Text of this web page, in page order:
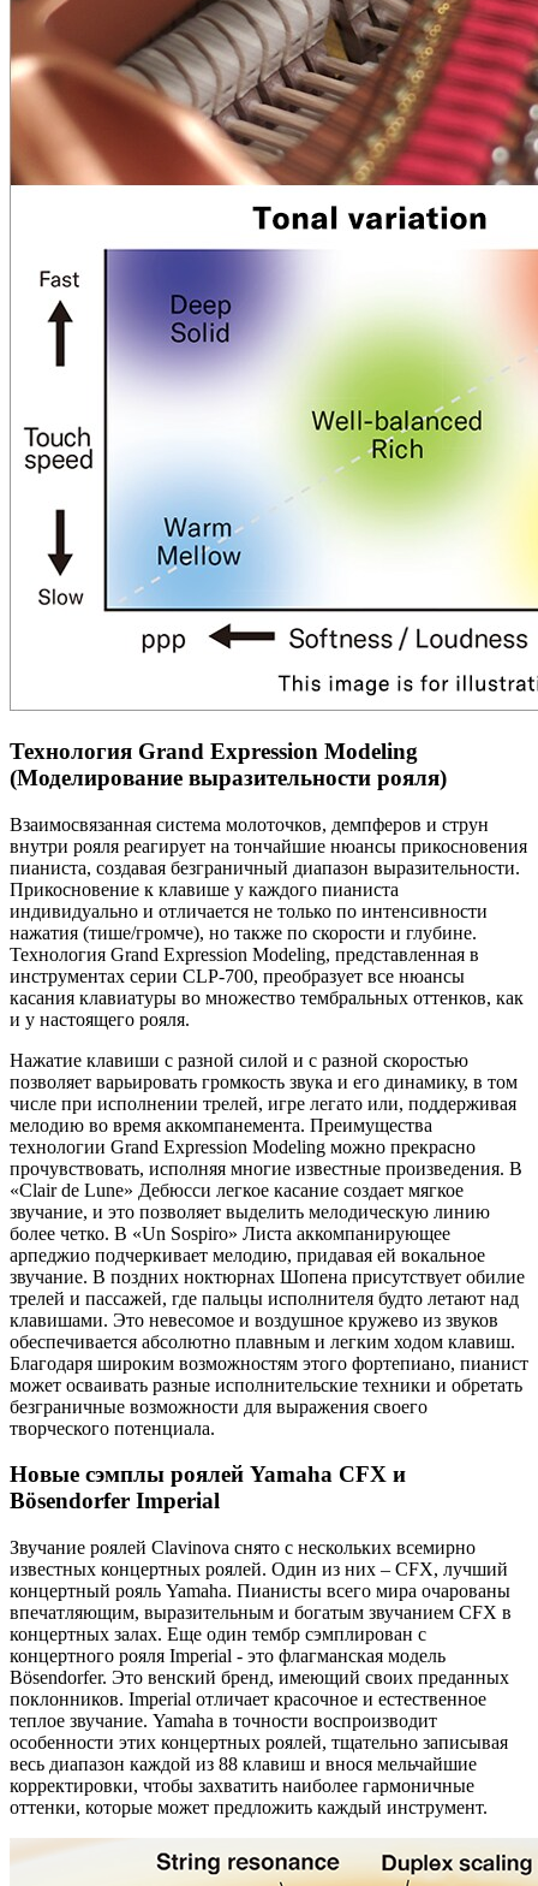
Технология Grand Expression Modeling
(Моделирование выразительности рояля)
Взаимосвязанная система молоточков, демпферов и струн
внутри рояля реагирует на тончайшие нюансы прикосновения
пианиста, создавая безграничный диапазон выразительности.
Прикосновение к клавише у каждого пианиста
индивидуально и отличается не только по интенсивности
нажатия (тише/громче), но также по скорости и глубине.
Технология Grand Expression Modeling, представленная в
инструментах серии CLP-700, преобразует все нюансы
касания клавиатуры во множество тембральных оттенков, как
и у настоящего рояля.
Нажатие клавиши с разной силой и с разной скоростью
позволяет варьировать громкость звука и его динамику, в том
числе при исполнении трелей, игре легато или, поддерживая
мелодию во время аккомпанемента. Преимущества
технологии Grand Expression Modeling можно прекрасно
прочувствовать, исполняя многие известные произведения. В
«Clair de Lune» Дебюсси легкое касание создает мягкое
звучание, и это позволяет выделить мелодическую линию
более четко. В «Un Sospiro» Листа аккомпанирующее
арпеджио подчеркивает мелодию, придавая ей вокальное
звучание. В поздних ноктюрнах Шопена присутствует обилие
трелей и пассажей, где пальцы исполнителя будто летают над
клавишами. Это невесомое и воздушное кружево из звуков
обеспечивается абсолютно плавным и легким ходом клавиш.
Благодаря широким возможностям этого фортепиано, пианист
может осваивать разные исполнительские техники и обретать
безграничные возможности для выражения своего
творческого потенциала.
Новые сэмплы роялей Yamaha CFX и
Bösendorfer Imperial
Звучание роялей Clavinova снято с нескольких всемирно
известных концертных роялей. Один из них – CFX, лучший
концертный рояль Yamaha. Пианисты всего мира очарованы
впечатляющим, выразительным и богатым звучанием CFX в
концертных залах. Еще один тембр сэмплирован с
концертного рояля Imperial - это флагманская модель
Bösendorfer. Это венский бренд, имеющий своих преданных
поклонников. Imperial отличает красочное и естественное
теплое звучание. Yamaha в точности воспроизводит
особенности этих концертных роялей, тщательно записывая
весь диапазон каждой из 88 клавиш и внося мельчайшие
корректировки, чтобы захватить наиболее гармоничные
оттенки, которые может предложить каждый инструмент.